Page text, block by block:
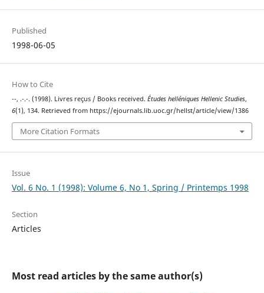
Published
1998-06-05
How to Cite
--, .-.-. (1998). Livres reçus / Books received. Études helléniques Hellenic Studies,
6(1), 134. Retrieved from https://ejournals.lib.uoc.gr/hellst/article/view/1386
More Citation Formats
Issue
Vol. 6 No. 1 (1998): Volume 6, No 1, Spring / Printemps 1998
Section
Articles
Most read articles by the same author(s)